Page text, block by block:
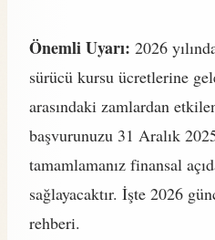
Önemli Uyarı: 2026
sürücü kursu ücretlerine
arasındaki zamlardan
başvurunuzu 31 Aralık
tamamlamanız finansal
sağlayacaktır. İşte 2026
rehberi.